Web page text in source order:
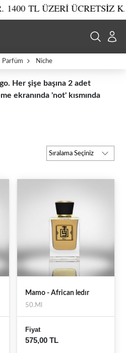
ÜZERİ ÜCRETSİZ
Parfüm Niche
Her şişe başına 2 adet
ekranında 'not' kısmında
Mamo - African ledır
50.Ml
Fiyat
575,00 TL